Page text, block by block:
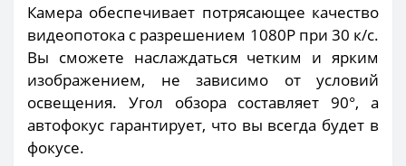
Камера обеспечивает потрясающее качество
видеопотока с разрешением 1080P при 30 к/с.
Вы сможете наслаждаться четким и ярким
изображением, не зависимо от условий
освещения. Угол обзора составляет 90°, а
автофокус гарантирует, что вы всегда будет в
фокусе.